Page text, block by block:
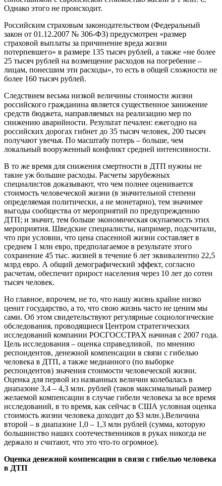
Однако этого не происходит.
Российским страховым законодательством (Федеральный
закон от 01.12.2007 № 306-ФЗ) предусмотрен «размер
страховой выплаты за причинение вреда жизни
потерпевшего» в размере 135 тысяч рублей, а также «не более
25 тысяч рублей на возмещение расходов на погребение –
лицам, понесшим эти расходы», то есть в общей сложности не
более 160 тысяч рублей.
Следствием весьма низкой величины стоимости жизни
российского гражданина является существенное занижение
средств бюджета, направляемых на реализацию мер по
снижению аварийности. Результат печален: ежегодно на
российских дорогах гибнет до 35 тысяч человек, 200 тысяч
получают увечья. По масштабу потерь – больше, чем
локальный вооруженный конфликт средней интенсивности.
В то же время для снижения смертности в ДТП нужны не
такие уж большие расходы. Расчеты зарубежных
специалистов доказывают, что чем полнее оценивается
стоимость человеческой жизни (в значительной степени
определяемая политически, а не монетарно), тем значимее
выгоды сообщества от мероприятий по предупреждению
ДТП; и значит, тем больше экономическая окупаемость этих
мероприятия. Шведские специалисты, например, подсчитали,
что при условии, что цена спасенной жизни составляет в
среднем 1 млн евро, предполагаемое в результате этого
сохранение 45 тыс. жизней в течение 6 лет эквивалентно 22,5
млрд евро. А общий демографический эффект, согласно
расчетам, обеспечит прирост населения через 10 лет до сотен
тысяч человек.
Но главное, впрочем, не то, что нашу жизнь крайне низко
ценит государство, а то, что свою жизнь часто не ценим мы
сами. Об этом свидетельствуют регулярные социологические
обследования, проводящиеся Центром стратегических
исследований компании РОСГОССТРАХ начиная с 2007 года.
Цель исследования – оценка справедливой, по мнению
респондентов, денежной компенсации в связи с гибелью
человека в ДТП, а также медианного (по выборке
респондентов) значения стоимости человеческой жизни.
Оценка для первой из названных величин колебалась в
диапазоне 3,4 – 4,3 млн. рублей (таков максимальный размер
желаемой компенсации в случае гибели человека за все время
исследований, в то время, как сейчас в США условная оценка
стоимость жизни человека доходит до $3 млн.).Величина
второй – в диапазоне 1,0 – 1,3 млн рублей (сумма, которую
большинство наших соотечественников в руках никогда не
держало и считают, что это что-то огромное).
Оценка денежной компенсации в связи с гибелью человека
в ДТП